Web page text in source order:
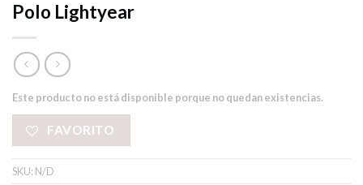
Polo Lightyear
Este producto no está disponible porque no quedan existencias.
FAVORITO
SKU: N/D